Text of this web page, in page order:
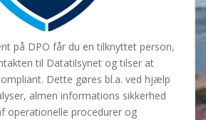
på DPO får du en tilknyttet person,
til Datatilsynet og tilser at
Dette gøres bl.a. ved hjælp
almen informations sikkerhed
operationelle procedurer og